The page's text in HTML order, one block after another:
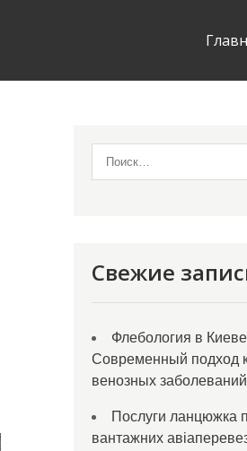
Свежие
Флебология в
Современный подход
венозных
Послуги ланцюжка
вантажних